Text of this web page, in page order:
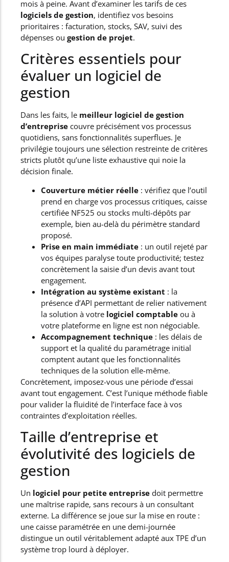
mois à peine. Avant d’examiner les tarifs de ces
logiciels de gestion, identifiez vos besoins
prioritaires : facturation, stocks, SAV, suivi des
dépenses ou gestion de projet.
Critères essentiels pour
évaluer un logiciel de
gestion
Dans les faits, le meilleur logiciel de gestion
d’entreprise couvre précisément vos processus
quotidiens, sans fonctionnalités superflues. Je
privilégie toujours une sélection restreinte de critères
stricts plutôt qu’une liste exhaustive qui noie la
décision finale.
Couverture métier réelle : vérifiez que l’outil
prend en charge vos processus critiques, caisse
certifiée NF525 ou stocks multi-dépôts par
exemple, bien au-delà du périmètre standard
proposé.
Prise en main immédiate : un outil rejeté par
vos équipes paralyse toute productivité; testez
concrètement la saisie d’un devis avant tout
engagement.
Intégration au système existant : la
présence d’API permettant de relier nativement
la solution à votre logiciel comptable ou à
votre plateforme en ligne est non négociable.
Accompagnement technique : les délais de
support et la qualité du paramétrage initial
comptent autant que les fonctionnalités
techniques de la solution elle-même.
Concrètement, imposez-vous une période d’essai
avant tout engagement. C’est l’unique méthode fiable
pour valider la fluidité de l’interface face à vos
contraintes d’exploitation réelles.
Taille d’entreprise et
évolutivité des logiciels de
gestion
Un logiciel pour petite entreprise doit permettre
une maîtrise rapide, sans recours à un consultant
externe. La différence se joue sur la mise en route :
une caisse paramétrée en une demi-journée
distingue un outil véritablement adapté aux TPE d’un
système trop lourd à déployer.